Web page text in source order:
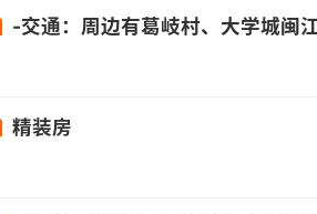
-交通：周边有葛岐村、大学城闽江师专、高新学园路口、旗山石沙等公交站，途径的公交线路包括26路、89路、141路、151路
精装房